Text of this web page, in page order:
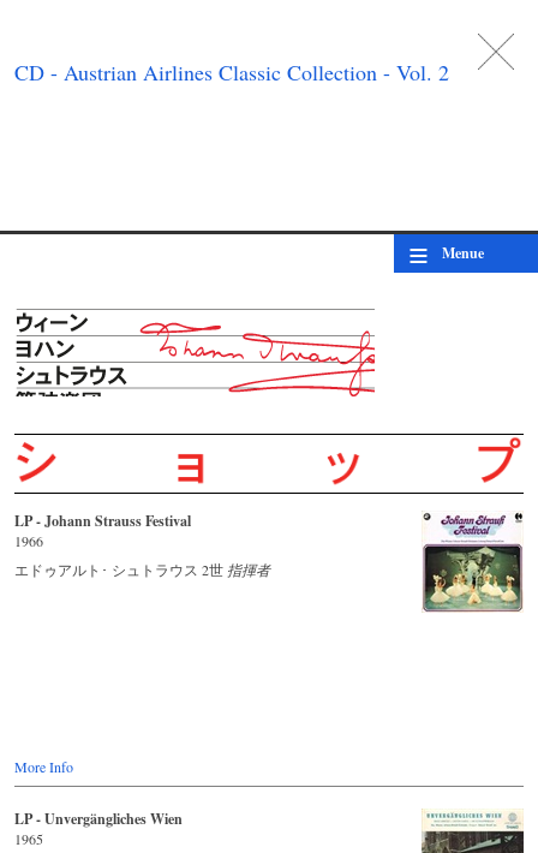
CD - Austrian Airlines Classic Collection - Vol. 2
≡ Menue
LP - Johann Strauss Festival
1966
エドゥアルト･ シュトラウス 2世 指揮者
More Info
LP - Unvergängliches Wien
1965